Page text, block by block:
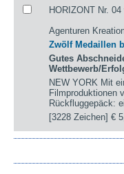
HORIZONT Nr.
Agenturen
Zwölf Medaillen
Gutes
Wettbewerb/
NEW YORK Mit
Filmproduktionen
Rückfluggepäck:
[3228 Zeichen]€